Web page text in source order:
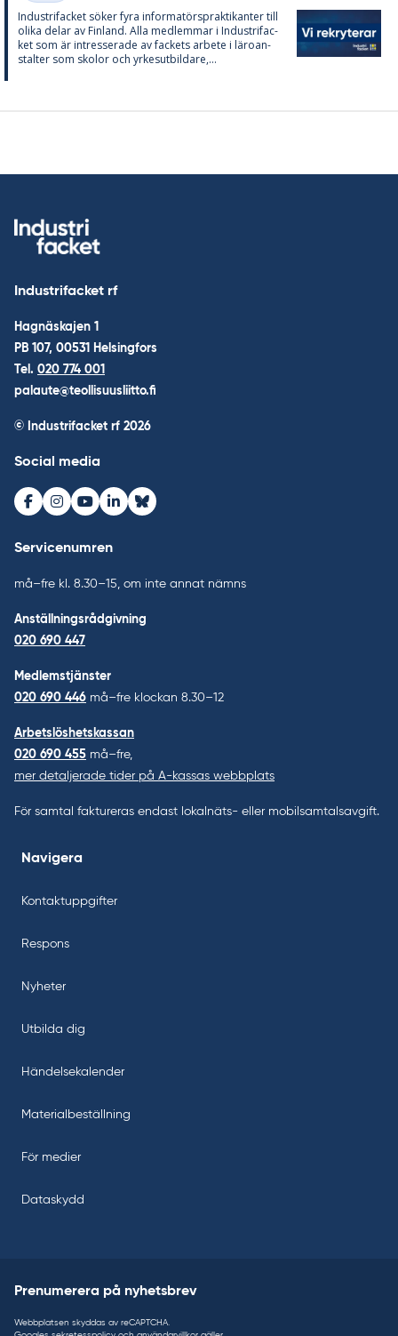
In­du­stri­fac­ket sö­ker fyra in­for­ma­tör­sprak­ti­kan­ter till
oli­ka de­lar av Fin­land. Alla med­lem­mar i In­du­stri­fac­
ket som är in­tres­se­ra­de av fac­kets ar­bete i läro­an­
stal­ter som sko­lor och yr­kes­ut­bil­da­re,...
Industrifacket rf
Hagnäskajen 1
PB 107, 00531 Helsingfors
Tel. 020 774 001
palaute@teollisuusliitto.fi
© Industrifacket rf 2026
Social media
Facebook
Instagram
Youtube
LinkedInBluesky
Servicenumren
må–fre kl. 8.30–15, om inte annat nämns
Anställningsrådgivning
020 690 447
Medlemstjänster
020 690 446 må–fre klockan 8.30–12
Arbetslöshetskassan
020 690 455 må–fre,
mer detaljerade tider på A-kassas webbplats
För samtal faktureras endast lokalnäts- eller mobilsamtalsavgift.
Navigera
Kontaktuppgifter
Respons
Nyheter
Utbilda dig
Händelsekalender
Materialbeställning
För medier
Dataskydd
Prenumerera på nyhetsbrev
Webbplatsen skyddas av reCAPTCHA.